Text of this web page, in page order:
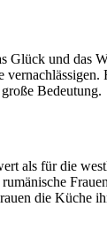
Glück und
Bedeutung.
als für die
die Küche